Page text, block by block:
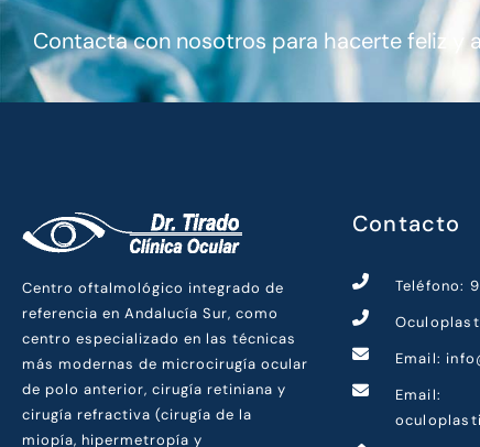
Contacta con nosotros para hacerte feliz y
Centro oftalmológico integrado de
referencia en Andalucía Sur, como
centro especializado en las técnicas
más modernas de microcirugía ocular
de polo anterior, cirugía retiniana y
cirugía refractiva (cirugía de la
miopía, hipermetropía y
Contacto
Teléfono:
Email:
Email: